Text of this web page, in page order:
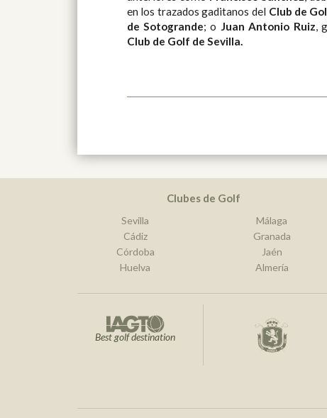
en los trazados gaditanos del Club de
de Sotogrande; o Juan Antonio Ruiz,
Club de Golf de Sevilla.
Clubes de Golf
Sevilla
Cádiz
Córdoba
Huelva
Málaga
Granada
Jaén
Almería
Best golf destination